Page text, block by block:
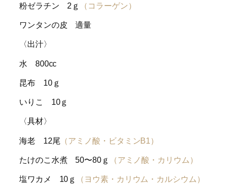
粉ゼラチン 2ｇ （コラーゲン）
ワンタンの皮 適量
〈出汁〉
水 800cc
昆布 10ｇ
いりこ 10ｇ
〈具材〉
海老 12尾 （アミノ酸・ビタミンB1）
たけのこ水煮 50〜80ｇ （アミノ酸・カリウム）
塩ワカメ 10ｇ （ヨウ素・カリウム・カルシウム）